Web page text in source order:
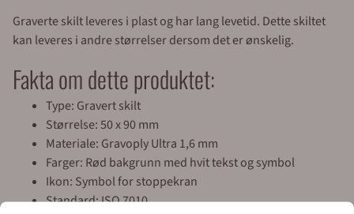
Graverte skilt leveres i plast og har lang levetid. Dette skiltet
kan leveres i andre størrelser dersom det er ønskelig.
Fakta om dette produktet:
Type: Gravert skilt
Størrelse: 50 x 90 mm
Materiale: Gravoply Ultra 1,6 mm
Farger: Rød bakgrunn med hvit tekst og symbol
Ikon: Symbol for stoppekran
Standard: ISO 7010